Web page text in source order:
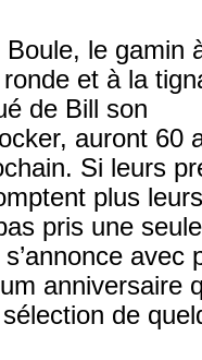
le gamin
et à la
de Bill son
auront 60
Si leurs
plus
pris une
avec
anniversaire
de